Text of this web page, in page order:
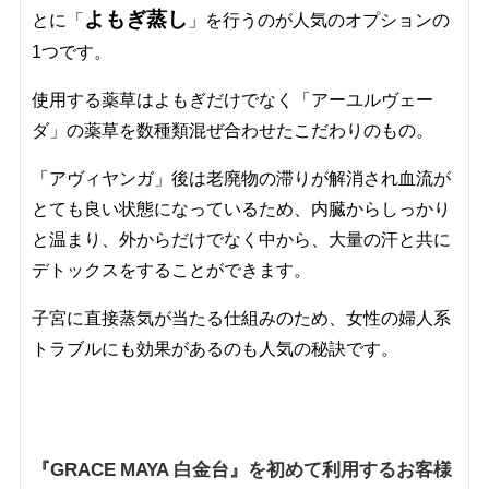
とに「 よもぎ蒸し 」を行うのが人気のオプションの
1つです。
使用する薬草はよもぎだけでなく「アーユルヴェー
ダ」の薬草を数種類混ぜ合わせたこだわりのもの。
「アヴィヤンガ」後は老廃物の滞りが解消され血流が
とても良い状態になっているため、内臓からしっかり
と温まり、外からだけでなく中から、大量の汗と共に
デトックスをすることができます。
子宮に直接蒸気が当たる仕組みのため、女性の婦人系
トラブルにも効果があるのも人気の秘訣です。
『GRACE MAYA 白金台』を初めて利用するお客様